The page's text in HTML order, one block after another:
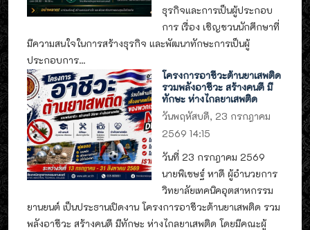
ธุรกิจและการเป็นผู้ประกอบ
การ เรื่อง เชิญชวนนักศึกษาที่
มีความสนใจในการสร้างธุรกิจ และพัฒนาทักษะการเป็นผู้
ประกอบการ...
โครงการอาชีวะต้านยาเสพติด
รวมพลังอาชีวะ สร้างคนดี มี
ทักษะ ห่างไกลยาเสพติด
วันพฤหัสบดี, 23 กรกฎาคม
2569 14:15
วันที่ 23 กรกฎาคม 2569
นายพิเชษฐ์ หาดี ผู้อำนวยการ
วิทยาลัยเทคนิคอุตสาหกรรม
ยานยนต์ เป็นประธานเปิดงาน โครงการอาชีวะต้านยาเสพติด รวม
พลังอาชีวะ สร้างคนดี มีทักษะ ห่างไกลยาเสพติด โดยมีคณะผู้